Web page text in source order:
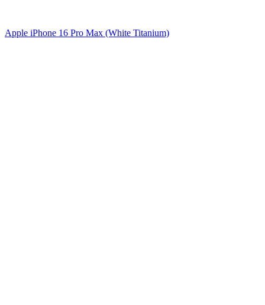
Apple iPhone 16 Pro Max (White Titanium)